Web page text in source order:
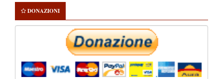
DONAZIONI